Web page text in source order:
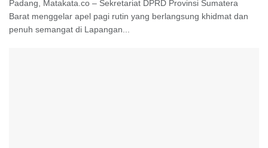
Padang, Matakata.co – Sekretariat DPRD Provinsi Sumatera
Barat menggelar apel pagi rutin yang berlangsung khidmat dan
penuh semangat di Lapangan...